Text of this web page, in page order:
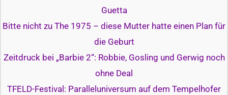
Guetta
Bitte nicht zu The 1975 – diese Mutter hatte einen Plan für
die Geburt
Zeitdruck bei „Barbie 2“: Robbie, Gosling und Gerwig noch
ohne Deal
TFELD-Festival: Paralleluniversum auf dem Tempelhofer